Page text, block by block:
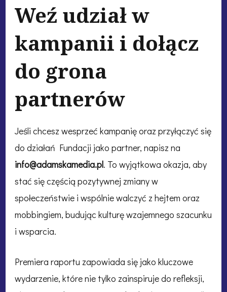
Weź udział w
kampanii i dołącz
do grona
partnerów
Jeśli chcesz wesprzeć kampanię oraz przyłączyć się
do działań Fundacji jako partner, napisz na
info@adamskamedia.pl. To wyjątkowa okazja, aby
stać się częścią pozytywnej zmiany w
społeczeństwie i wspólnie walczyć z hejtem oraz
mobbingiem, budując kulturę wzajemnego szacunku
i wsparcia.
Premiera raportu zapowiada się jako kluczowe
wydarzenie, które nie tylko zainspiruje do refleksji,